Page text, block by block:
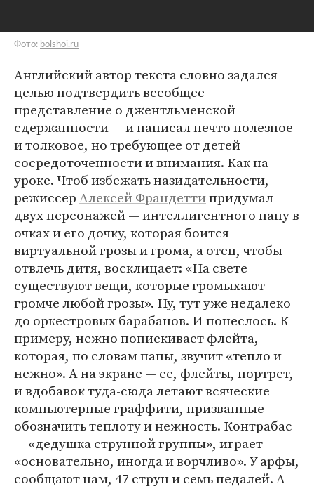
Фото: bolshoi.ru
Английский автор текста словно задался
целью подтвердить всеобщее
представление о джентльменской
сдержанности — и написал нечто полезное
и толковое, но требующее от детей
сосредоточенности и внимания. Как на
уроке. Чтоб избежать назидательности,
режиссерАлексей Франдеттипридумал
двух персонажей — интеллигентного папу в
очках и его дочку, которая боится
виртуальной грозы и грома, а отец, чтобы
отвлечь дитя, восклицает: «На свете
существуют вещи, которые громыхают
громче любой грозы». Ну, тут уже недалеко
до оркестровых барабанов. И понеслось. К
примеру, нежно попискивает флейта,
которая, по словам папы, звучит «тепло и
нежно». А на экране — ее, флейты, портрет,
и вдобавок туда-сюда летают всяческие
компьютерные граффити, призванные
обозначить теплоту и нежность. Контрабас
— «дедушка струнной группы», играет
«основательно, иногда и ворчливо». У арфы,
сообщают нам, 47 струн и семь педалей. А